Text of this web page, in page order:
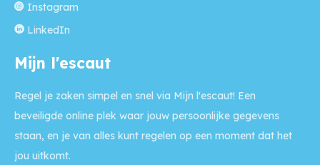
Instagram
LinkedIn
Mijn l'escaut
Regel je zaken simpel en snel via Mijn l'escaut! Een
beveiligde online plek waar jouw persoonlijke gegevens
staan, en je van alles kunt regelen op een moment dat het
jou uitkomt.